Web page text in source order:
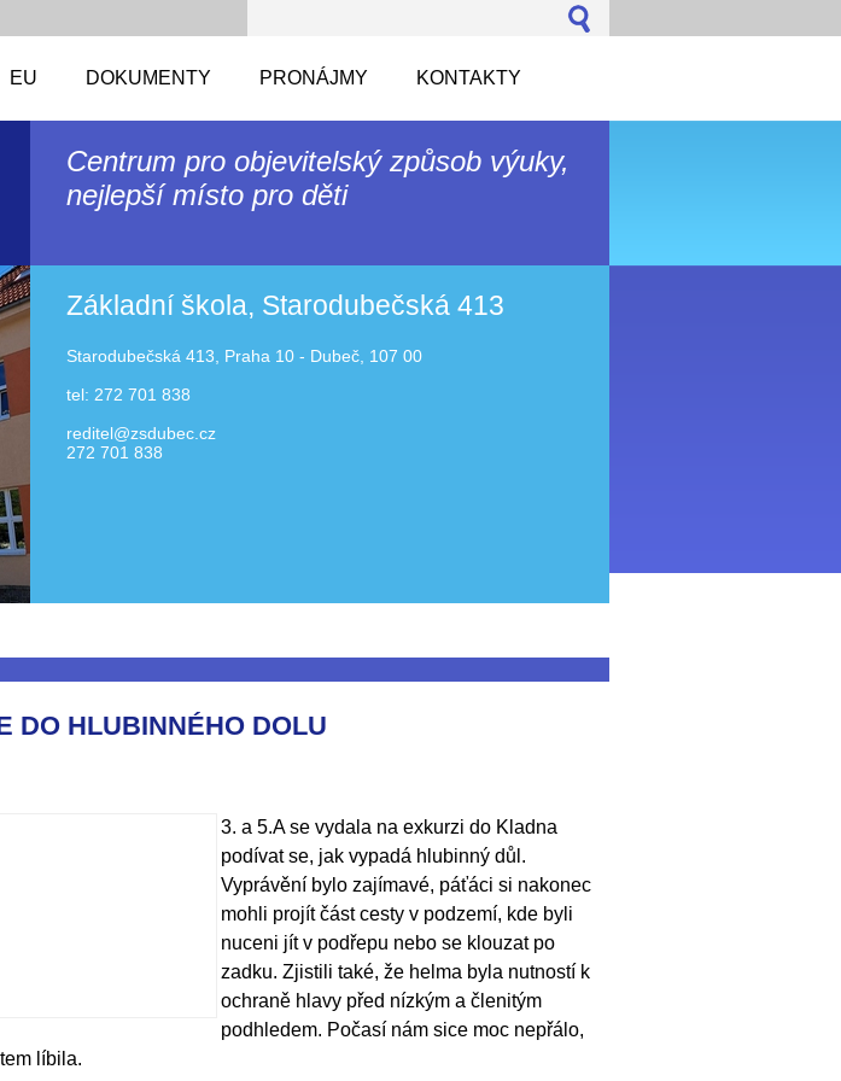
EU DOKUMENTY PRONÁJMY KONTAKTY
Centrum pro objevitelský způsob výuky,
nejlepší místo pro děti
Základní škola, Starodubečská 413
Starodubečská 413, Praha 10 - Dubeč, 107 00
tel: 272 701 838
reditel@zsdubec.cz
272 701 838
DO HLUBINNÉHO DOLU
3. a 5.A se vydala na exkurzi do Kladna
podívat se, jak vypadá hlubinný důl.
Vyprávění bylo zajímavé, páťáci si nakonec
mohli projít část cesty v podzemí, kde byli
nuceni jít v podřepu nebo se klouzat po
zadku. Zjistili také, že helma byla nutností k
ochraně hlavy před nízkým a členitým
podhledem. Počasí nám sice moc nepřálo,
líbila.